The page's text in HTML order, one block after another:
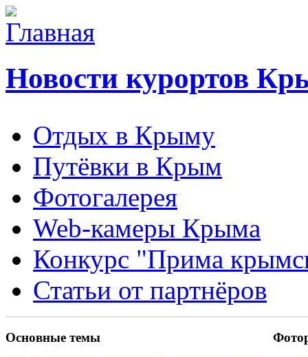
Новости курортов
Отдых в Крыму
Путёвки в Крым
Фотогалерея
Web-камеры Крыма
Конкурс "Прима
Статьи от партнёров
Основные темы